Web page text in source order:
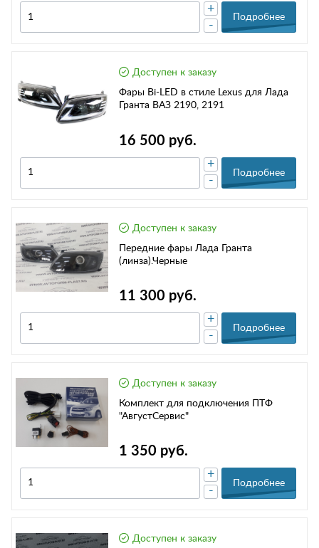
-
+
Подробнее
Доступен к заказу
Фары Bi-LED в стиле Lexus для Лада
Гранта ВАЗ 2190, 2191
16 500 руб.
-
+
Подробнее
Доступен к заказу
Передние фары Лада Гранта
(линза).Черные
11 300 руб.
-
+
Подробнее
Доступен к заказу
Комплект для подключения ПТФ
"АвгустСервис"
1 350 руб.
-
+
Подробнее
Доступен к заказу